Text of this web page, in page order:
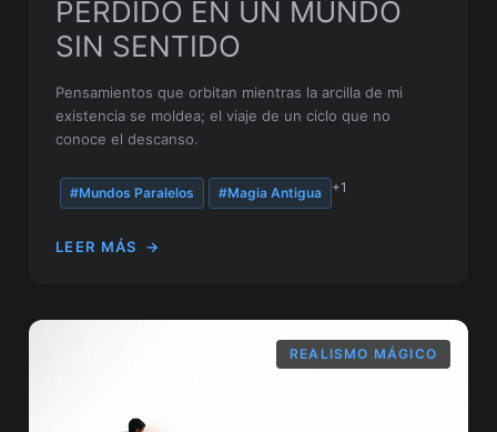
PERDIDO EN UN MUNDO
SIN SENTIDO
Pensamientos que orbitan mientras la arcilla de mi
existencia se moldea; el viaje de un ciclo que no
conoce el descanso.
#Mundos Paralelos #Magia Antigua +1
LEER MÁS →
REALISMO MÁGICO